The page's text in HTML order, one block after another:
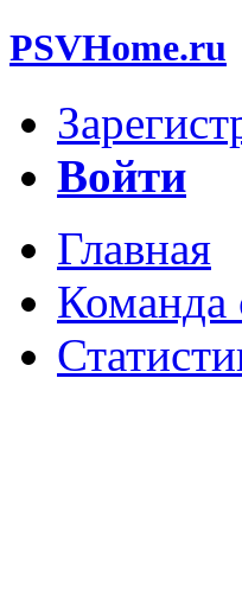
PSVHome.ru
Войти
Главная
Команда